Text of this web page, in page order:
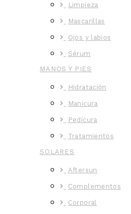
Limpieza
Mascarillas
Ojos y labios
Sérum
MANOS Y PIES
Hidratación
Manicura
Pedicura
Tratamientos
SOLARES
Aftersun
Complementos
Corporal